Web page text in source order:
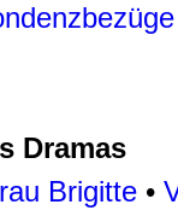
Dramas
Brigitte •